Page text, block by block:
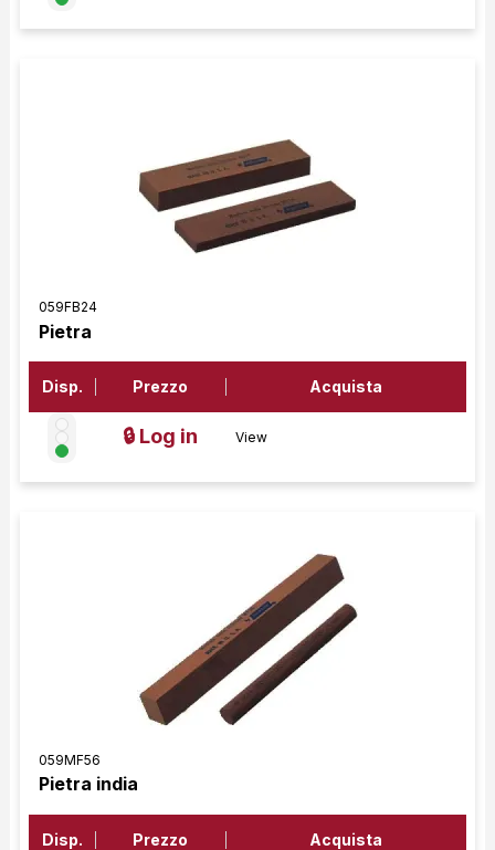
059FB24
Pietra
Disp. Prezzo Acquista
🔒 Log in View
059MF56
Pietra india
Disp. Prezzo Acquista